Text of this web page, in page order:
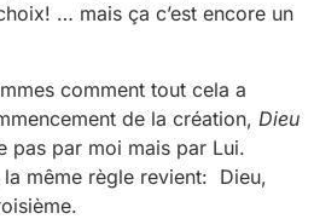
… mais ça c’est encore un
comment tout cela a
de la création, Dieu
pas par moi mais par Lui.
même règle revient: Dieu,